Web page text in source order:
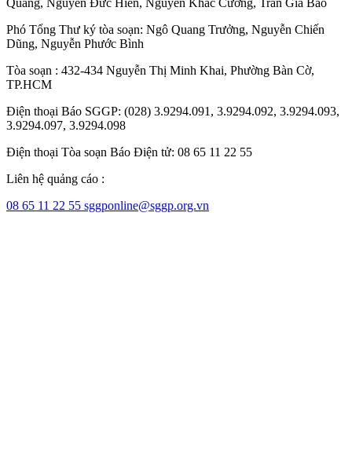
Phó Tổng Thư ký tòa soạn: Ngô Quang Trưởng, Nguyễn Chiến
Dũng, Nguyễn Phước Bình
Tòa soạn : 432-434 Nguyễn Thị Minh Khai, Phường Bàn Cờ,
TP.HCM
Điện thoại Báo SGGP: (028) 3.9294.091, 3.9294.092, 3.9294.093,
3.9294.097, 3.9294.098
Điện thoại Tòa soạn Báo Điện tử: 08 65 11 22 55
Liên hệ quảng cáo :
08 65 11 22 55 sggponline@sggp.org.vn